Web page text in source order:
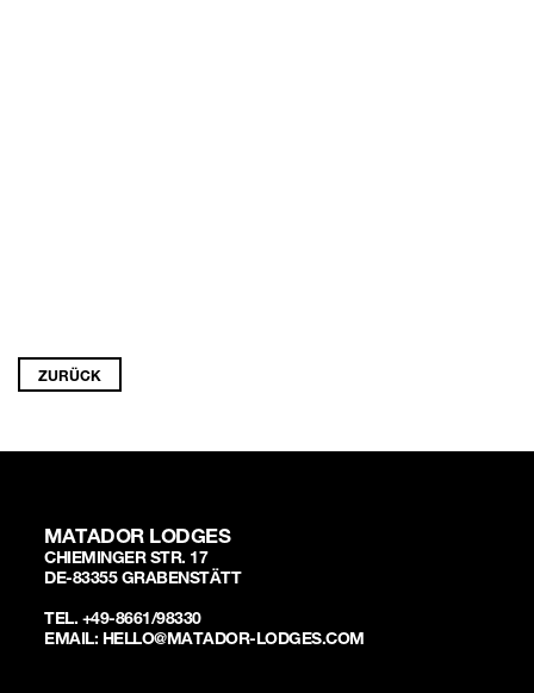
ZURÜCK
MATADOR LODGES
CHIEMINGER STR. 17
DE-83355 GRABENSTÄTT
TEL. +49-8661/98330
EMAIL: HELLO@MATADOR-LODGES.COM